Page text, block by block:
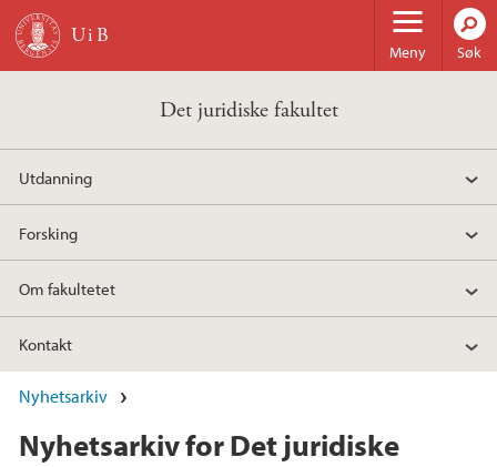
Hopp til hovedinnhold
Meny Søk
Det juridiske fakultet
Utdanning
Forsking
Om fakultetet
Kontakt
Nyhetsarkiv
Nyhetsarkiv for Det juridiske